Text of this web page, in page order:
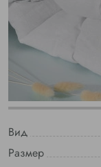
Вид
Размер